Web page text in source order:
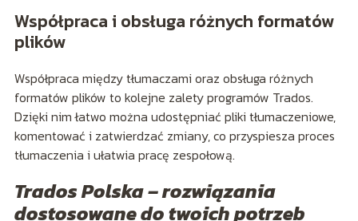
Współpraca i obsługa różnych formatów
plików
Współpraca między tłumaczami oraz obsługa różnych
formatów plików to kolejne zalety programów Trados.
Dzięki nim łatwo można udostępniać pliki tłumaczeniowe,
komentować i zatwierdzać zmiany, co przyspiesza proces
tłumaczenia i ułatwia pracę zespołową.
Trados Polska – rozwiązania
dostosowane do twoich potrzeb